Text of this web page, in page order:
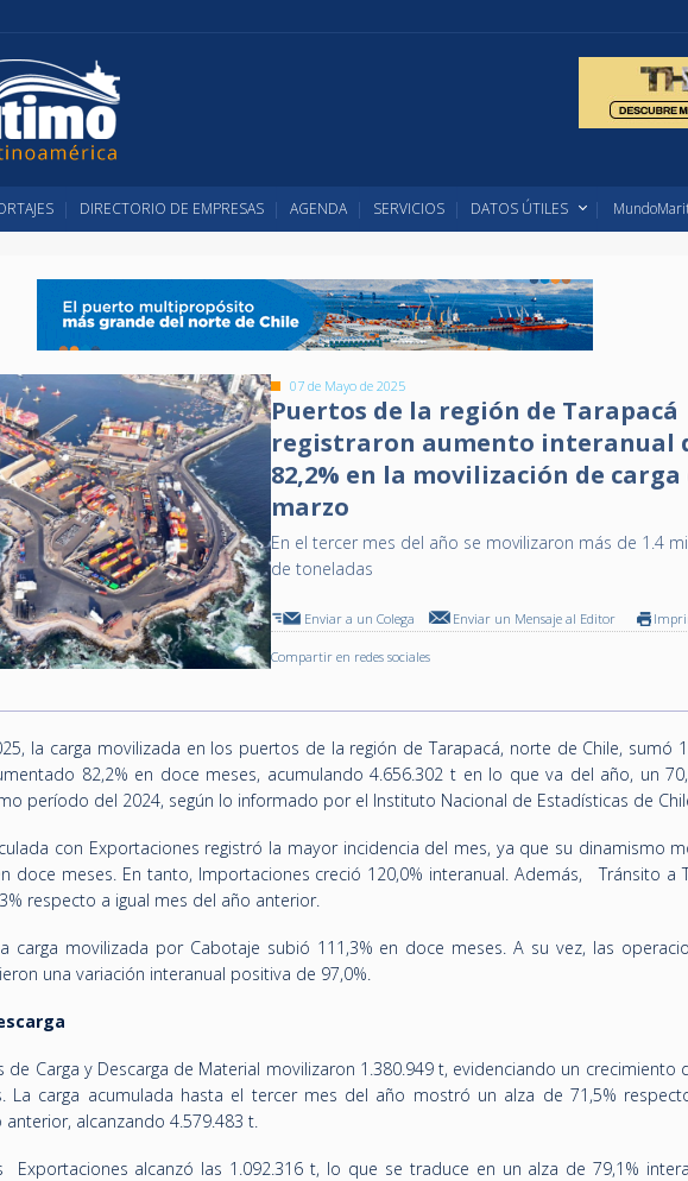
DIRECTORIO DE EMPRESAS AGENDA SERVICIOS DATOS ÚTILES
07 de Mayo de 2025
Puertos de la región de Tarapacá
registraron aumento interanual
82,2% en la movilización de carga
marzo
En el tercer mes del año se movilizaron más de 1.4
de toneladas
Enviar a un Colega Enviar un Mensaje al Editor
Compartir en redes sociales
la carga movilizada en los puertos de la región de Tarapacá, norte de Chile, sumó
82,2% en doce meses, acumulando 4.656.302 t en lo que va del año, un
período del 2024, según lo informado por el Instituto Nacional de Estadísticas de
con Exportaciones registró la mayor incidencia del mes, ya que su dinamismo
doce meses. En tanto, Importaciones creció 120,0% interanual. Además, Tránsito a
respecto a igual mes del año anterior.
carga movilizada por Cabotaje subió 111,3% en doce meses. A su vez, las
una variación interanual positiva de 97,0%.
de Carga y Descarga de Material movilizaron 1.380.949 t, evidenciando un crecimiento
La carga acumulada hasta el tercer mes del año mostró un alza de 71,5%
alcanzando 4.579.483 t.
Exportaciones alcanzó las 1.092.316 t, lo que se traduce en un alza de 79,1%